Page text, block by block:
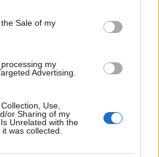
purposes in below Google
Sale of my
my
Advertising.
Use,
or Sharing of my
Unrelated with the
was collected.
zárni nem felemelő
társulati ülését a Tomcsa